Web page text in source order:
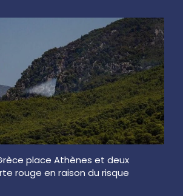
place Athènes et deux
rouge en raison du risque